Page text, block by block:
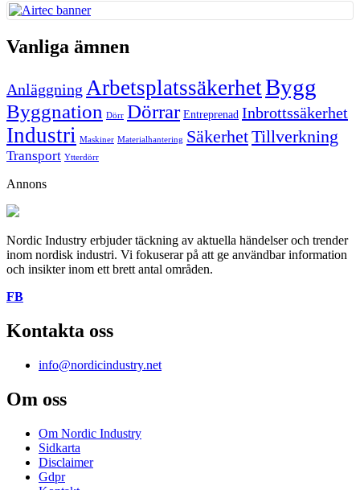
Vanliga ämnen
Anläggning ArbetsplatssäkerhetBygg
Byggnation Dörr Dörrar Entreprenad Inbrottssäkerhet
Industri Maskiner Materialhantering SäkerhetTillverkning
Transport Ytterdörr
Annons
Nordic Industry erbjuder täckning av aktuella händelser och trender
inom nordisk industri. Vi fokuserar på att ge användbar information
och insikter inom ett brett antal områden.
FB
Kontakta oss
info@nordicindustry.net
Om oss
Om Nordic Industry
Sidkarta
Disclaimer
Gdpr